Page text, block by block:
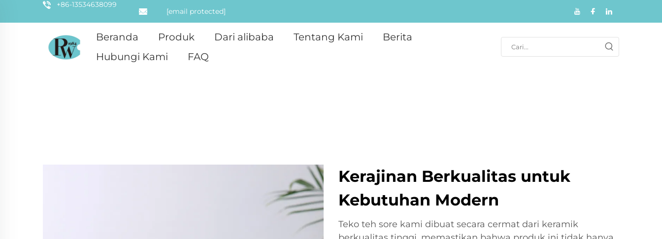
+86-13534638099
[email protected]
Beranda Produk Dari alibaba Tentang Kami
Berita
Hubungi Kami
FAQ
Kerajinan Berkualitas untuk
Kebutuhan Modern
Teko teh sore kami dibuat secara cermat dari keramik